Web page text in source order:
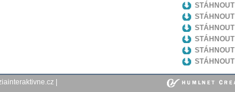
STÁHNOUT
STÁHNOUT
STÁHNOUT
STÁHNOUT
STÁHNOUT
STÁHNOUT